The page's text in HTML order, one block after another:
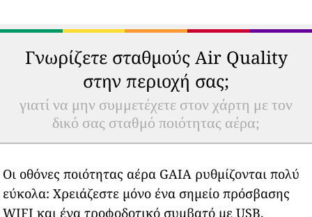
Γνωρίζετε σταθμούς Air Quality
στην περιοχή σας;
γιατί να μην συμμετέχετε στον χάρτη με τον
δικό σας σταθμό ποιότητας αέρα;
Οι οθόνες ποιότητας αέρα GAIA ρυθμίζονται πολύ
εύκολα: Χρειάζεστε μόνο ένα σημείο πρόσβασης
WIFI και ένα τροφοδοτικό συμβατό με USB.